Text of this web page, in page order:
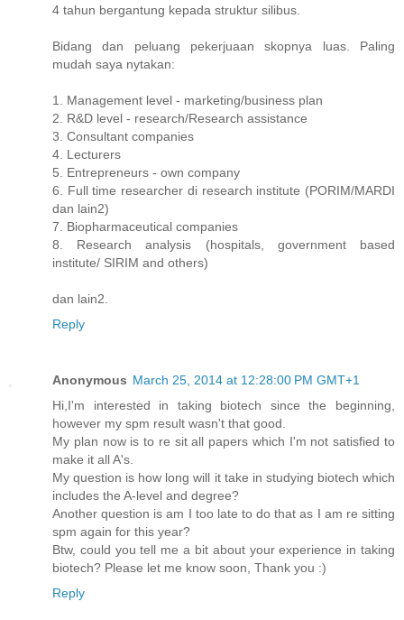
4 tahun bergantung kepada struktur silibus.
Bidang dan peluang pekerjuaan skopnya luas. Paling
mudah saya nytakan:
1. Management level - marketing/business plan
2. R&D level - research/Research assistance
3. Consultant companies
4. Lecturers
5. Entrepreneurs - own company
6. Full time researcher di research institute (PORIM/MARDI
dan lain2)
7. Biopharmaceutical companies
8. Research analysis (hospitals, government based
institute/ SIRIM and others)
dan lain2.
Reply
Anonymous March 25, 2014 at 12:28:00 PM GMT+1
Hi,I'm interested in taking biotech since the beginning,
however my spm result wasn't that good.
My plan now is to re sit all papers which I'm not satisfied to
make it all A's.
My question is how long will it take in studying biotech which
includes the A-level and degree?
Another question is am I too late to do that as I am re sitting
spm again for this year?
Btw, could you tell me a bit about your experience in taking
biotech? Please let me know soon, Thank you :)
Reply